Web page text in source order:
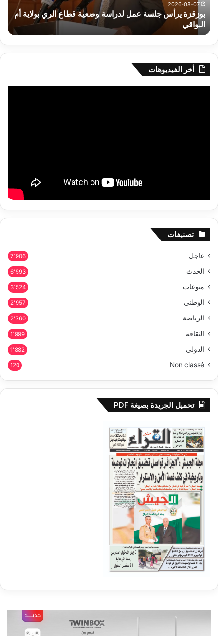
الري
بولاية
البواقي
2026-08-07
بوزقزة يرأس جلسة عمل لدراسة وضعية قطاع الري بولاية أم
البواقي
أخر الفيديوهات
تصنيفات
عاجل 7٬906
الحدث 6٬593
منوعات 3٬524
الوطني 2٬957
الرياضة 2٬760
الثقافة 1٬999
الدولي 1٬882
Non classé
120
تحميل الجريدة بصيغة PDF